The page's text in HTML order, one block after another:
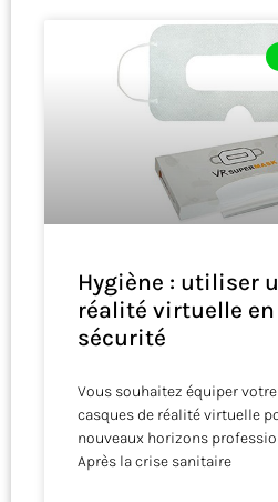
Hygiène : utiliser
réalité virtuelle
sécurité
Vous souhaitez équiper
casques de réalité virtuelle
nouveaux horizons
Après la crise sanitaire